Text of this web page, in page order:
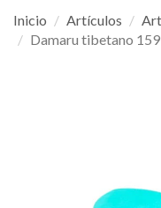
Inicio Artículos
Damaru tibetano